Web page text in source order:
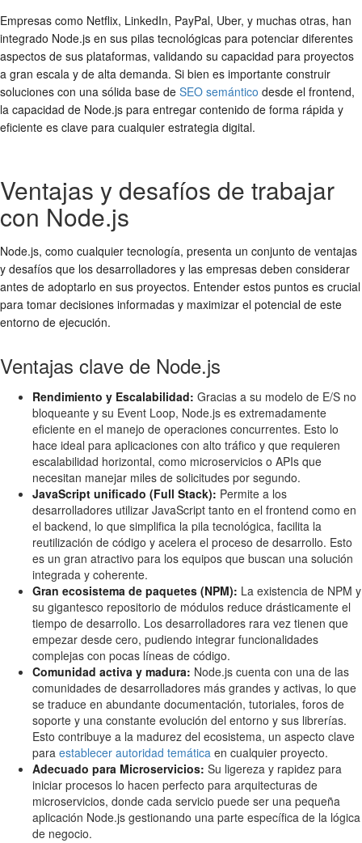
Empresas como Netflix, LinkedIn, PayPal, Uber, y muchas otras, han
integrado Node.js en sus pilas tecnológicas para potenciar diferentes
aspectos de sus plataformas, validando su capacidad para proyectos
a gran escala y de alta demanda. Si bien es importante construir
soluciones con una sólida base de SEO semántico desde el frontend,
la capacidad de Node.js para entregar contenido de forma rápida y
eficiente es clave para cualquier estrategia digital.
Ventajas y desafíos de trabajar
con Node.js
Node.js, como cualquier tecnología, presenta un conjunto de ventajas
y desafíos que los desarrolladores y las empresas deben considerar
antes de adoptarlo en sus proyectos. Entender estos puntos es crucial
para tomar decisiones informadas y maximizar el potencial de este
entorno de ejecución.
Ventajas clave de Node.js
Rendimiento y Escalabilidad: Gracias a su modelo de E/S no
bloqueante y su Event Loop, Node.js es extremadamente
eficiente en el manejo de operaciones concurrentes. Esto lo
hace ideal para aplicaciones con alto tráfico y que requieren
escalabilidad horizontal, como microservicios o APIs que
necesitan manejar miles de solicitudes por segundo.
JavaScript unificado (Full Stack): Permite a los
desarrolladores utilizar JavaScript tanto en el frontend como en
el backend, lo que simplifica la pila tecnológica, facilita la
reutilización de código y acelera el proceso de desarrollo. Esto
es un gran atractivo para los equipos que buscan una solución
integrada y coherente.
Gran ecosistema de paquetes (NPM): La existencia de NPM y
su gigantesco repositorio de módulos reduce drásticamente el
tiempo de desarrollo. Los desarrolladores rara vez tienen que
empezar desde cero, pudiendo integrar funcionalidades
complejas con pocas líneas de código.
Comunidad activa y madura: Node.js cuenta con una de las
comunidades de desarrolladores más grandes y activas, lo que
se traduce en abundante documentación, tutoriales, foros de
soporte y una constante evolución del entorno y sus librerías.
Esto contribuye a la madurez del ecosistema, un aspecto clave
para establecer autoridad temática en cualquier proyecto.
Adecuado para Microservicios: Su ligereza y rapidez para
iniciar procesos lo hacen perfecto para arquitecturas de
microservicios, donde cada servicio puede ser una pequeña
aplicación Node.js gestionando una parte específica de la lógica
de negocio.